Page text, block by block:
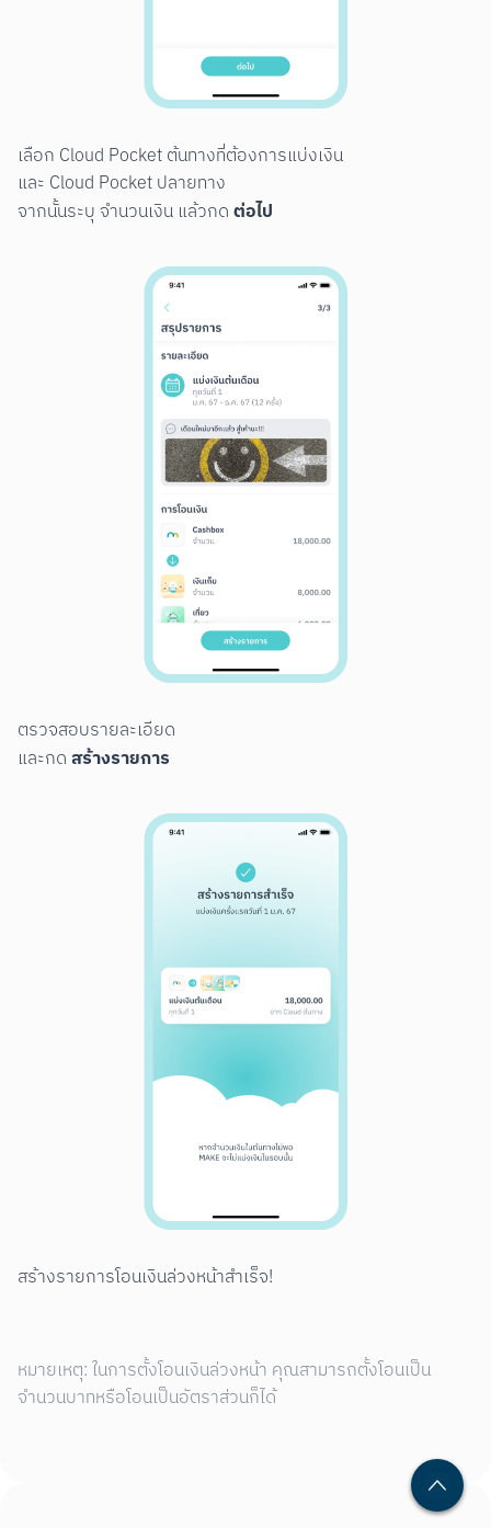
เลือก Cloud Pocket ต้นทางที่ต้องการแบ่งเงิน
และ Cloud Pocket ปลายทาง
จากนั้นระบุ จำนวนเงิน แล้วกด ต่อไป
ตรวจสอบรายละเอียด
และกด สร้างรายการ
สร้างรายการโอนเงินล่วงหน้าสำเร็จ!
หมายเหตุ: ในการตั้งโอนเงินล่วงหน้า คุณสามารถตั้งโอนเป็น
จำนวนบาทหรือโอนเป็นอัตราส่วนก็ได้